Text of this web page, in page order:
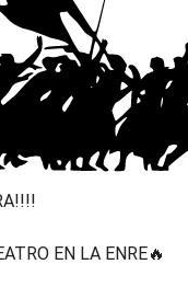
EN LA ENRE🔥